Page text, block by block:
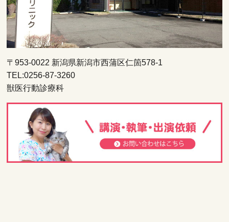
〒953-0022 新潟県新潟市西蒲区仁箇578-1
TEL:0256-87-3260
獣医行動診療科